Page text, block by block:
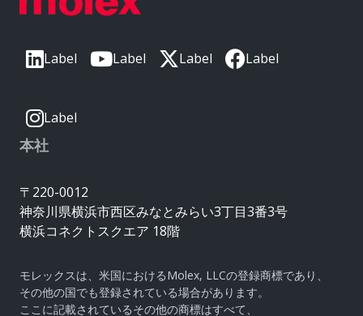
Label Label Label Label
Label
本社
〒220-0012
神奈川県横浜市西区みなとみらい3丁目3番3号
横浜コネクトスクエア 18階
モレックスは、米国におけるMolex, LLCの登録商標であり、
その他の国でも登録されている場合があります。
ここに記載されているその他の商標はすべて、